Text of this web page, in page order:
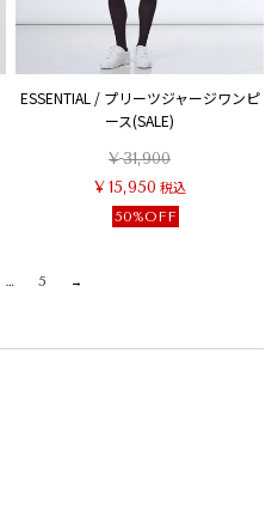
ESSENTIAL / プリーツジャージワンピ
ース(SALE)
¥31,900
¥ 15,950 税込
50%OFF
… 5